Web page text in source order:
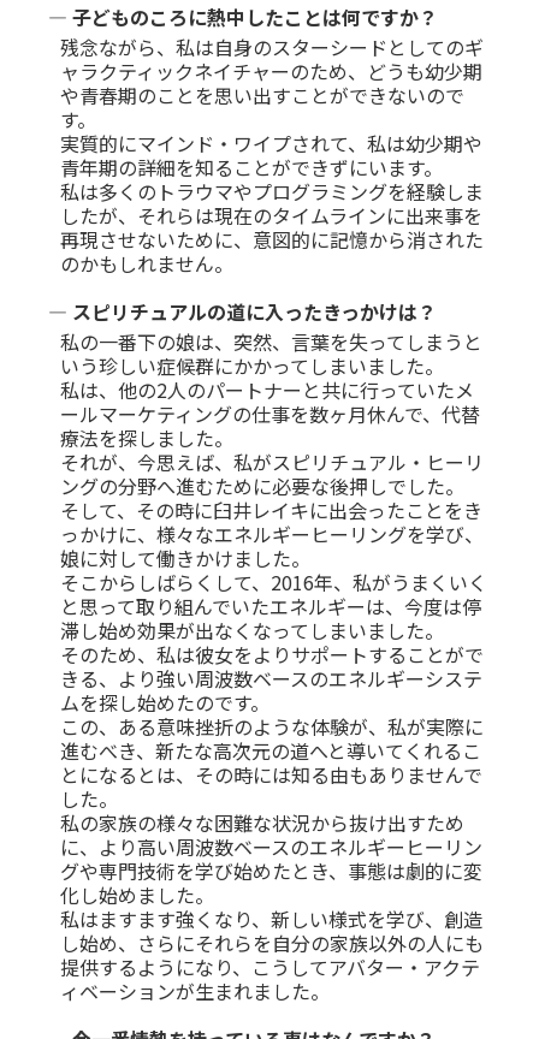
― 子どものころに熱中したことは何ですか？
残念ながら、私は自身のスターシードとしてのギ
ャラクティックネイチャーのため、どうも幼少期
や青春期のことを思い出すことができないので
す。
実質的にマインド・ワイプされて、私は幼少期や
青年期の詳細を知ることができずにいます。
私は多くのトラウマやプログラミングを経験しま
したが、それらは現在のタイムラインに出来事を
再現させないために、意図的に記憶から消された
のかもしれません。
― スピリチュアルの道に入ったきっかけは？
私の一番下の娘は、突然、言葉を失ってしまうと
いう珍しい症候群にかかってしまいました。
私は、他の2人のパートナーと共に行っていたメ
ールマーケティングの仕事を数ヶ月休んで、代替
療法を探しました。
それが、今思えば、私がスピリチュアル・ヒーリ
ングの分野へ進むために必要な後押しでした。
そして、その時に臼井レイキに出会ったことをき
っかけに、様々なエネルギーヒーリングを学び、
娘に対して働きかけました。
そこからしばらくして、2016年、私がうまくいく
と思って取り組んでいたエネルギーは、今度は停
滞し始め効果が出なくなってしまいました。
そのため、私は彼女をよりサポートすることがで
きる、より強い周波数ベースのエネルギーシステ
ムを探し始めたのです。
この、ある意味挫折のような体験が、私が実際に
進むべき、新たな高次元の道へと導いてくれるこ
とになるとは、その時には知る由もありませんで
した。
私の家族の様々な困難な状況から抜け出すため
に、より高い周波数ベースのエネルギーヒーリン
グや専門技術を学び始めたとき、事態は劇的に変
化し始めました。
私はますます強くなり、新しい様式を学び、創造
し始め、さらにそれらを自分の家族以外の人にも
提供するようになり、こうしてアバター・アクテ
ィベーションが生まれました。